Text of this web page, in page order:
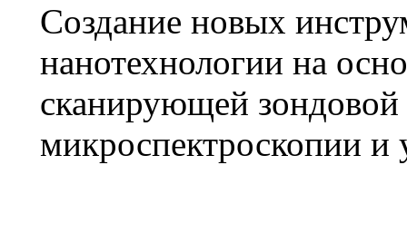
Создание новых
нанотехнологии на
сканирующей
микроспектроскопии и